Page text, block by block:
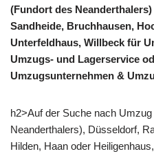
(Fundort des
Sandheide, Bruchhausen,
Unterfeldhaus, Willbeck für
Umzugs- und Lagerservice
Umzugsunternehmen &
h2>Auf der Suche nach
Neanderthalers), Düsseldorf,
Hilden, Haan oder